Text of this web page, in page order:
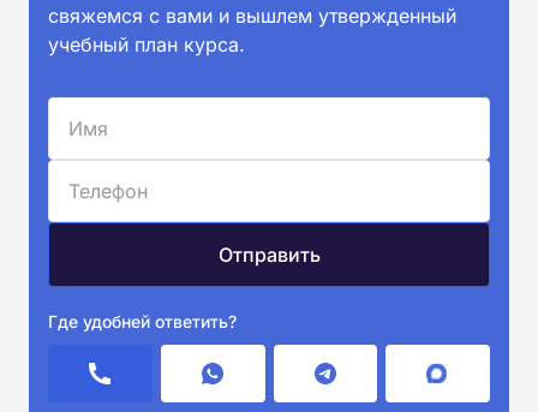
свяжемся с вами и вышлем утвержденный
учебный план курса.
Где удобней ответить?